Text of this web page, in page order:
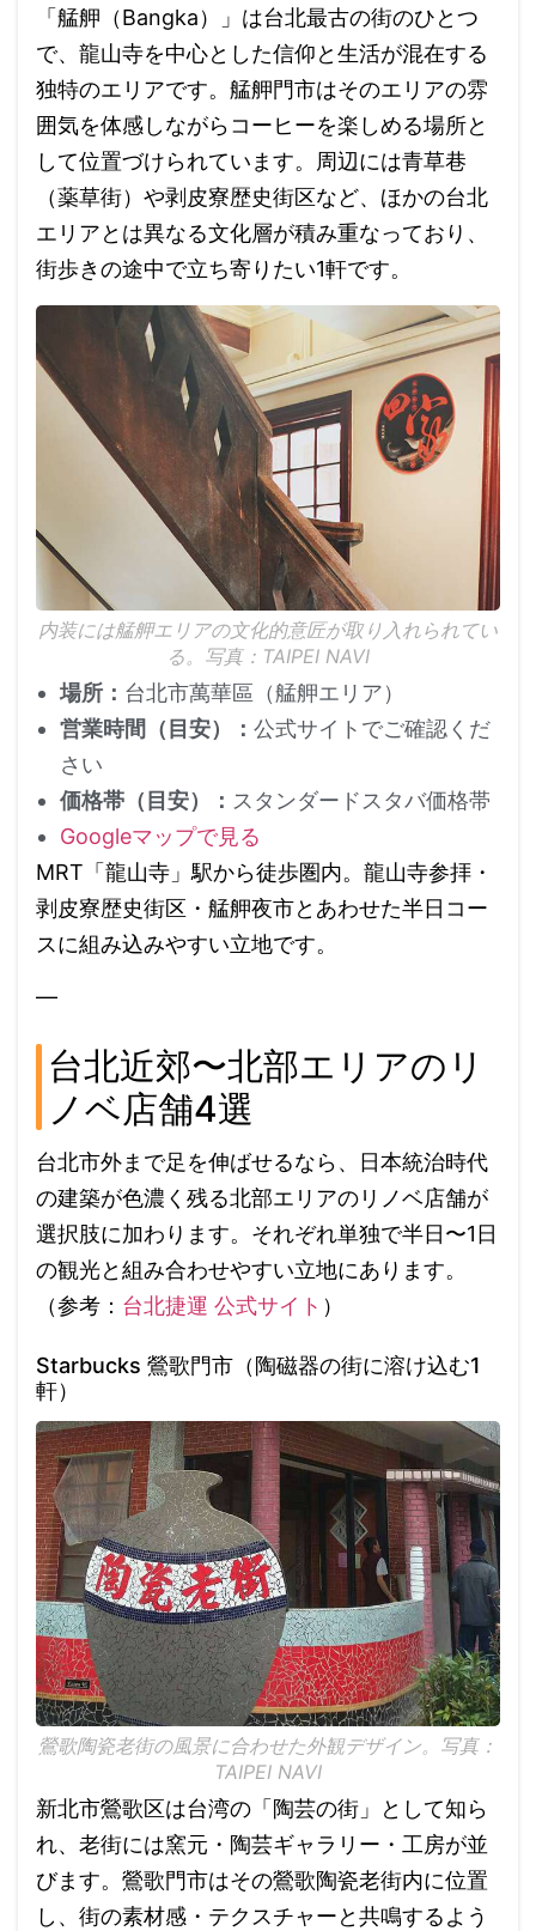
「艋舺（Bangka）」は台北最古の街のひとつ
で、龍山寺を中心とした信仰と生活が混在する
独特のエリアです。艋舺門市はそのエリアの雰
囲気を体感しながらコーヒーを楽しめる場所と
して位置づけられています。周辺には青草巷
（薬草街）や剥皮寮歴史街区など、ほかの台北
エリアとは異なる文化層が積み重なっており、
街歩きの途中で立ち寄りたい1軒です。
内装には艋舺エリアの文化的意匠が取り入れられてい
る。写真：TAIPEI NAVI
場所： 台北市萬華區（艋舺エリア）
営業時間（目安）： 公式サイトでご確認くだ
さい
価格帯（目安）： スタンダードスタバ価格帯
Googleマップで見る
MRT「龍山寺」駅から徒歩圏内。龍山寺参拝・
剥皮寮歴史街区・艋舺夜市とあわせた半日コー
スに組み込みやすい立地です。
—
台北近郊〜北部エリアのリ
ノベ店舗4選
台北市外まで足を伸ばせるなら、日本統治時代
の建築が色濃く残る北部エリアのリノベ店舗が
選択肢に加わります。それぞれ単独で半日〜1日
の観光と組み合わせやすい立地にあります。
（参考： 台北捷運 公式サイト ）
Starbucks 鶯歌門市（陶磁器の街に溶け込む1
軒）
鶯歌陶瓷老街の風景に合わせた外観デザイン。写真：
TAIPEI NAVI
新北市鶯歌区は台湾の「陶芸の街」として知ら
れ、老街には窯元・陶芸ギャラリー・工房が並
びます。鶯歌門市はその鶯歌陶瓷老街内に位置
し、街の素材感・テクスチャーと共鳴するよう